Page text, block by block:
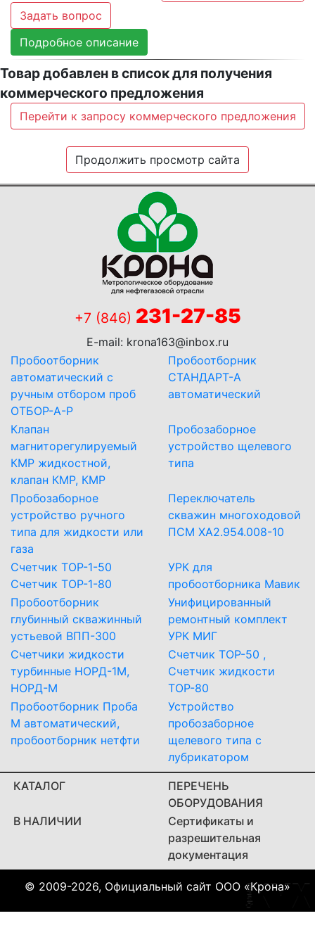
Задать вопрос
Подробное описание
Товар добавлен в список для получения
коммерческого предложения
Перейти к запросу коммерческого предложения
Продолжить просмотр сайта
+7 (846) 231-27-85
E-mail: krona163@inbox.ru
Пробоотборник
автоматический с
ручным отбором проб
ОТБОР-А-Р
Пробоотборник
СТАНДАРТ-А
автоматический
Клапан
магниторегулируемый
КМР жидкостной,
клапан КМР, КМР
Пробозаборное
устройство щелевого
типа
Пробозаборное
устройство ручного
типа для жидкости или
газа
Переключатель
скважин многоходовой
ПСМ ХА2.954.008-10
Счетчик ТОР-1-50
Счетчик ТОР-1-80
УРК для
пробоотборника Мавик
Пробоотборник
глубинный скважинный
устьевой ВПП-300
Унифицированный
ремонтный комплект
УРК МИГ
Счетчики жидкости
турбинные НОРД-1М,
НОРД-М
Счетчик ТОР-50 ,
Счетчик жидкости
ТОР-80
Пробоотборник Проба
М автоматический,
пробоотборник нетфти
Устройство
пробозаборное
щелевого типа с
лубрикатором
КАТАЛОГ
ПЕРЕЧЕНЬ
ОБОРУДОВАНИЯ
В НАЛИЧИИ
Сертификаты и
разрешительная
документация
© 2009-2026, Официальный сайт ООО «Крона»